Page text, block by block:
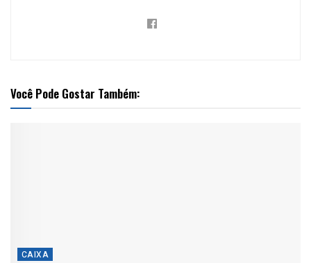
Você Pode Gostar Também:
CAIXA